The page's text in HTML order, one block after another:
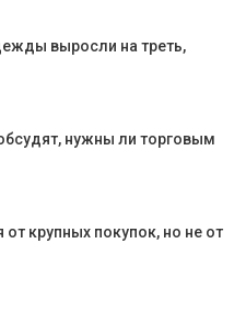
выросли на треть,
нужны ли торговым
крупных покупок, но не от